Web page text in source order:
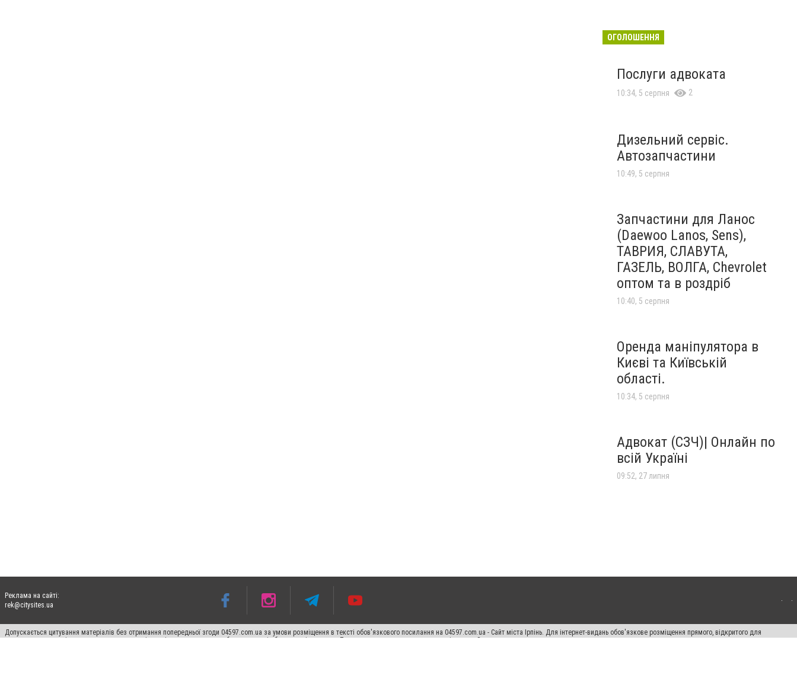
ОГОЛОШЕННЯ
Послуги адвоката
10:34, 5 серпня 2
Дизельний сервіс.
Автозапчастини
10:49, 5 серпня
Запчастини для Ланос
(Daewoo Lanos, Sens),
ТАВРИЯ, СЛАВУТА,
ГАЗЕЛЬ, ВОЛГА, Chevrolet
оптом та в роздріб
10:40, 5 серпня
Оренда маніпулятора в
Києві та Київській
області.
10:34, 5 серпня
Адвокат (СЗЧ)| Онлайн по
всій Україні
09:52, 27 липня
Реклама на сайті:
rek@citysites.ua
Допускається цитування матеріалів без отримання попередньої згоди 04597.com.ua за умови розміщення в тексті обов'язкового посилання на 04597.com.ua - Сайт міста Ірпінь. Для інтернет-видань обов'язкове розміщення прямого, відкритого для
пошукових систем гіперпосилання на цитовані статті не нижче другого абзацу в тексті або в якості джерела. Порушення виняткових прав переслідується Законом.